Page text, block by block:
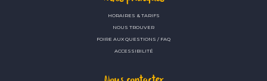
HORAIRES & TARIFS
NOUS TROUVER
FOIRE AUX QUESTIONS / FAQ
ACCESSIBILITÉ